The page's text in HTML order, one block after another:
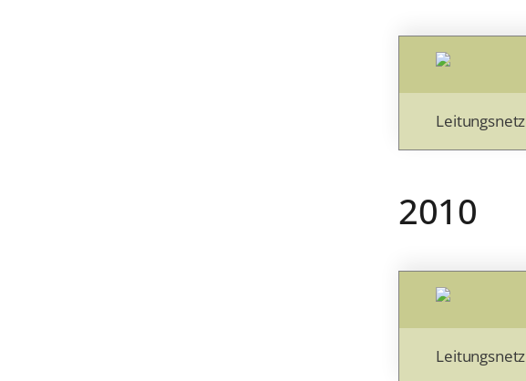
Leitungsnetz
2010
Leitungsnetz